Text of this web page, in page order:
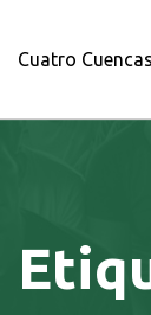
Cuatro Cuencas